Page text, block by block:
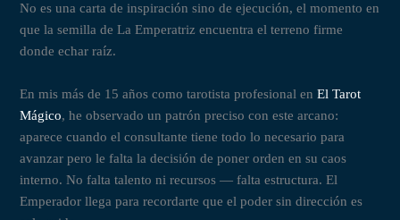
No es una carta de inspiración sino de ejecución, el momento en
que la semilla de La Emperatriz encuentra el terreno firme
donde echar raíz.
En mis más de 15 años como tarotista profesional enEl Tarot
Mágico, he observado un patrón preciso con este arcano:
aparece cuando el consultante tiene todo lo necesario para
avanzar pero le falta la decisión de poner orden en su caos
interno. No falta talento ni recursos — falta estructura. El
Emperador llega para recordarte que el poder sin dirección es